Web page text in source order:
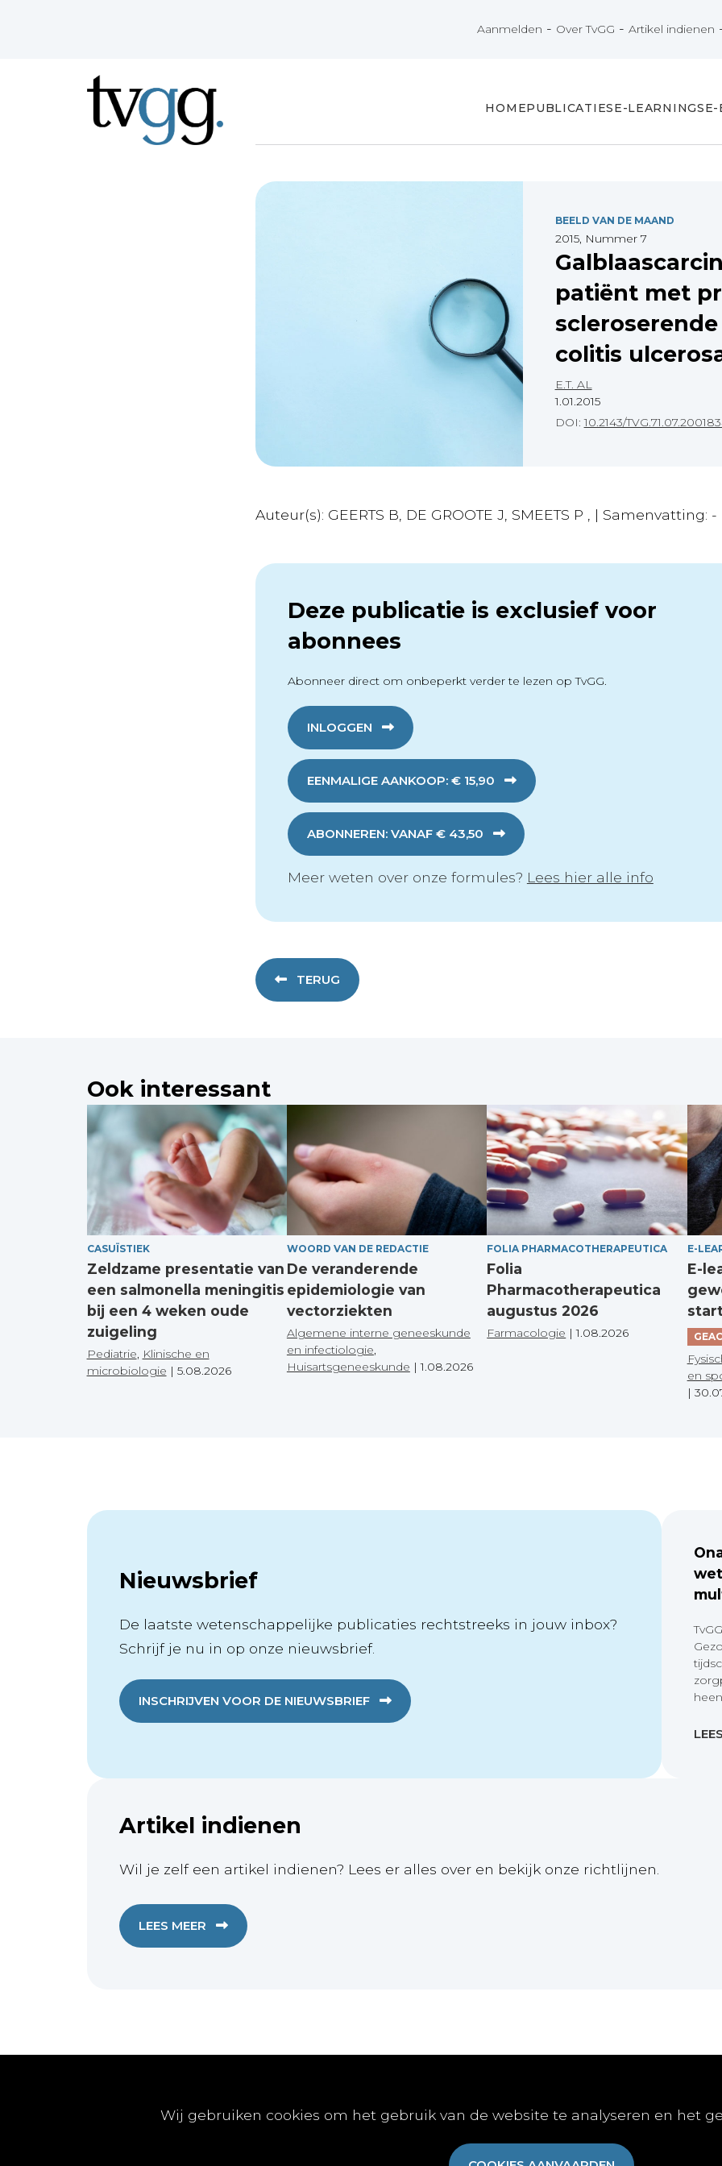
Wij gebruiken cookies om het gebruik van de website te analyseren en het
Aanmelden - Over TvGG -Artikel indienen
HOMEPUBLICATIESE-LEARNINGSE-
BEELD VAN DE MAAND
2015, Nummer 7
patiënt met
colitis
E.T. AL
1.01.2015
DOI:10.2143/
Auteur(s): GEERTS B, DE GROOTE J, SMEETS P , | Samenvatting: -
Deze publicatie is exclusief voor
abonnees
Abonneer direct om onbeperkt verder te lezen op TvGG.
INLOGGEN
EENMALIGE AANKOOP: € 15,90
ABONNEREN: VANAF € 43,50
Meer weten over onze formules? Lees hier alle info
TERUG
Ook interessant
CASUÏSTIEK
Zeldzame presentatie van
een salmonella meningitis
bij een 4 weken oude
zuigeling
Pediatrie Klinische en
microbiologie | 5.08.2026
WOORD VAN DE REDACTIE
De veranderende
epidemiologie van
vectorziekten
Algemene interne geneeskunde
en infectiologie
Huisartsgeneeskunde |1.08.2026
FOLIA PHARMACOTHERAPEUTICA
Folia
Pharmacotherapeutica
augustus 2026
Farmacologie |1.08.2026
E-
E-
en
|
Nieuwsbrief
De laatste wetenschappelijke publicaties rechtstreeks in jouw inbox?
Schrijf je nu in op onze nieuwsbrief.
INSCHRIJVEN VOOR DE NIEUWSBRIEF
Artikel indienen
Wil je zelf een artikel indienen? Lees er alles over en bekijk onze richtlijnen.
LEES MEER
Publicaties Online Publiceren
Vacature publiceren